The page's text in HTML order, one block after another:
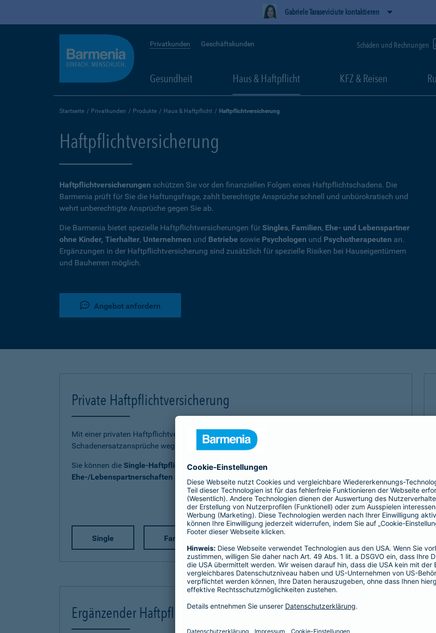
Gabriele Taraseviciute kontaktieren
Privatkunden Geschäftskunden Schäden und Rechnungen
Gesundheit Haus & Haftpflicht KFZ & Reisen
Startseite Privatkunden Produkte Haus & Haftpflicht Haftpflichtversicherung
Haftpflichtversicherung
Haftpflichtversicherungen schützen Sie vor den finanziellen Folgen eines Haftpflichtschadens. Die
Barmenia prüft für Sie die Haftungsfrage, zahlt berechtigte Ansprüche schnell und unbürokratisch und
wehrt unberechtigte Ansprüche gegen Sie ab.
Die Barmenia bietet spezielle Haftpflichtversicherungen für Singles, Familien, Ehe- und Lebenspartner
ohne Kinder, Tierhalter, Unternehmen und Betriebe sowie Psychologen und Psychotherapeuten an.
Ergänzungen in der Haftpflichtversicherung sind zusätzlich für spezielle Risiken bei Hauseigentümern
und Bauherren möglich.
Angebot anfordern
Private Haftpflichtversicherung
Mit einer privaten Haftpflichtversicherung (PHV) sichern Sie sich gegen
Schadenersatzansprüche wegen Personen-, Sach- und Vermögensschäden ab.
Sie können die Single-Haftpflicht ,Familien-Haftpflichtoder
Ehe-/Lebenspartnerschaften ohne Kind(er)
als Basis-, Top- oder Premium-Schutz vereinbaren.
Single Familie
Ergänzender Haftpflichtschutz Psychologen